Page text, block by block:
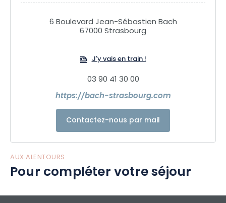
haut débit gratuit, un parking public gratuit et une réception
ouverte 24h/24 pour un séjour confortable et autonome,
que ce soit pour les affaires ou les vacances.
6 Boulevard Jean-Sébastien Bach
67000 Strasbourg
J'y vais en train !
03 90 41 30 00
https://bach-strasbourg.com
Contactez-nous par mail
AUX ALENTOURS
Pour compléter votre séjour